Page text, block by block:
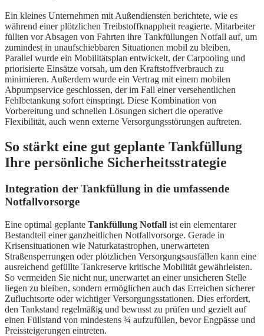
Ein kleines Unternehmen mit Außendiensten berichtete, wie es
während einer plötzlichen Treibstoffknappheit reagierte. Mitarbeiter
füllten vor Absagen von Fahrten ihre Tankfüllungen Notfall auf, um
zumindest in unaufschiebbaren Situationen mobil zu bleiben.
Parallel wurde ein Mobilitätsplan entwickelt, der Carpooling und
priorisierte Einsätze vorsah, um den Kraftstoffverbrauch zu
minimieren. Außerdem wurde ein Vertrag mit einem mobilen
Abpumpservice geschlossen, der im Fall einer versehentlichen
Fehlbetankung sofort einspringt. Diese Kombination von
Vorbereitung und schnellen Lösungen sichert die operative
Flexibilität, auch wenn externe Versorgungsstörungen auftreten.
So stärkt eine gut geplante Tankfüllung
Ihre persönliche Sicherheitsstrategie
Integration der Tankfüllung in die umfassende
Notfallvorsorge
Eine optimal geplante Tankfüllung Notfall ist ein elementarer
Bestandteil einer ganzheitlichen Notfallvorsorge. Gerade in
Krisensituationen wie Naturkatastrophen, unerwarteten
Straßensperrungen oder plötzlichen Versorgungsausfällen kann eine
ausreichend gefüllte Tankreserve kritische Mobilität gewährleisten.
So vermeiden Sie nicht nur, unerwartet an einer unsicheren Stelle
liegen zu bleiben, sondern ermöglichen auch das Erreichen sicherer
Zufluchtsorte oder wichtiger Versorgungsstationen. Dies erfordert,
den Tankstand regelmäßig und bewusst zu prüfen und gezielt auf
einen Füllstand von mindestens ¾ aufzufüllen, bevor Engpässe und
Preissteigerungen eintreten.